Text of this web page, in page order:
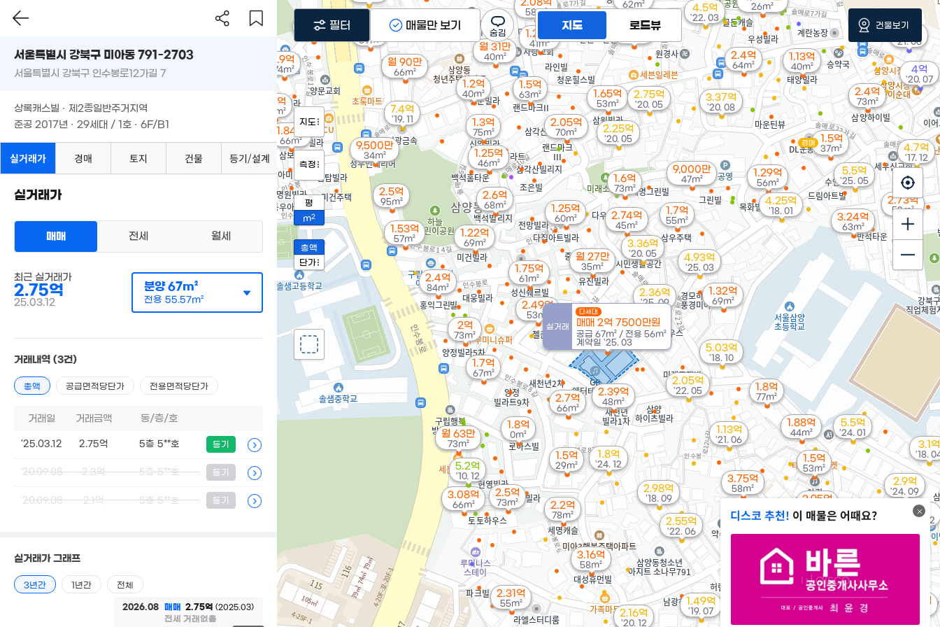
1.5억
37m²
경매
3.06억
65m²
1.3억
75m²
1.75억
61m²
3.95억
41m²
월 90만
66m²
1.5억
29m²
2.49억
53m²
2.5억
95m²
9,500만
34m²
3.16억
58m²
1.13억
40m²
월 63만
73m²
1.22억
69m²
1.25억
60m²
1.5억
63m²
2.7억
66m²
2억
73m²
1.49억
63m²
59m²
1.2억
40m²
2.36억
2.36억
'25. 09
62m²
2.4억
64m²
2.39억
48m²
2.73억
52m²
1.7억
55m²
5.5억
'25. 05
1.5억
53m²
1.9억
74m²
1.95억
월 31만
40m²
실거래
다세대
매매 2억 7500만원
공급 67m² / 전용 56m²
계약일 '25. 03
4.93억
'25. 03
1.6억
60m²
2.31억
55m²
2.5억
73m²
1.84억
66m²
1.8억
'24. 12
3.08억
66m²
2.9억
'24. 09
9,000만
47m²
1.7억
67m²
3.24억
63m²
월 27만
35m²
5.5억
'24. 01
2.4억
84m²
2.6억
68m²
26m²
1.29억
56m²
1.32억
69m²
2.55억
'22. 06
2.08억
58m²
1.88억
44m²
2.05억
'22. 05
3.75억
58m²
2.2억
78m²
4.5억
'22. 03
1.65억
53m²
2.07억
32m²
2억
40m²
1.25억
46m²
1.53억
57m²
1.45억
1.25억
41m²
2.05억
70m²
2.74억
45m²
9.4억
'21. 06
1.13억
'21. 06
2.4억
73m²
2.16억
'20. 12
3억
'20. 12
1.6억
73m²
3.37억
'20. 08
4억
'20. 07
2.75억
'20. 05
3.36억
'20. 05
2.25억
'20. 05
'20. 04
7.4억
'19. 11
1.49억
'19. 07
5.03억
'18. 10
2.98억
'18. 09
3.1억
'18.
4.25억
'18. 01
4.7억
'17. 12
1.8억
77m²
1.8억
0m²
5.2억
'10. 12
디스코 추천! 이 매물은 어때요?
지도 로드뷰
지도
측정
평
m2
총액
단가
필터 매물만 보기 건물보기
서울특별시 강북구 미아동 791-2703
서울특별시 강북구 인수봉로12가길 7
상록캐스빌 · 제2종일반주거지역
준공 2017년 · 29세대 / 1호 · 6F/B1
실거래가 경매 토지 건물 등기/설계
실거래가
매매 전세 월세
최근 실거래가
2.75억
25.03.12
분양67m²
전용 55.57m²
거래내역 (3건)
총액 공급면적당단가 전용면적당단가
거래일 거래금액 동/층/호
'25.03.12 2.75억 5층 5**호 등기
'20.09.08 2.3억 5층 5**호 등기
'20.09.08 2.1억 5층 5**호 등기
실거래가 그래프
3년간 1년간 전체
2026.08 매매 2.75억 (2025.03)
전세 거래없음